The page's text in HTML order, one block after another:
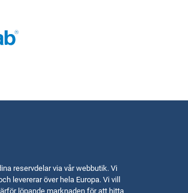
reservdelar via vår webbutik. Vi
levererar över hela Europa. Vi vill
löpande marknaden för att hitta